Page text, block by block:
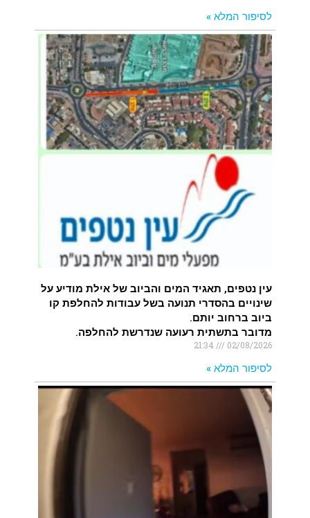
לסיפור המלא »
עין נטפים, תאגיד המים והביוב של אילת מודיע על
שינויים בהסדרי תנועה בשל עבודות להחלפת קו
ביוב ברחוב יותם.
מדובר בתשתית רעועה שנדרשת להחלפה.
02/08/2026
לסיפור המלא »